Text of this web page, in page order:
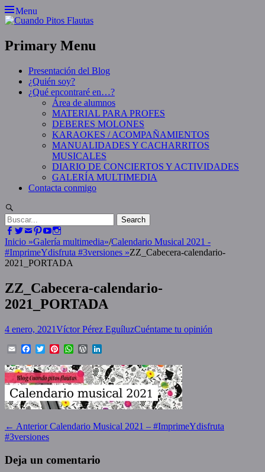
Skip
to
Menu
Primary Menu
Presentación del Blog
¿Quién soy?
¿Qué encontraré en…?
Área de alumnos
MATERIAL PARA PROFES
DEBERES MOLONES
KARAOKES / ACOMPAÑAMIENTOS
MANUALIDADES Y CACHARRITOS
MUSICALES
DIARIO DE CONCIERTOS Y ACTIVIDADES
GALERÍA MULTIMEDIA
Contacta conmigo
Search
for:Facebook
Twitter
EmailPinterest
YouTube
Inicio »Galería multimedia»/Calendario Musical 2021 -
#ImprimeYdisfruta #3versiones »ZZ_Cabecera-calendario-
2021_PORTADA
ZZ_Cabecera-calendario-
2021_PORTADA
Posted
4 enero, 2021Author
Víctor Pérez EguíluzCuéntame tu opinión
EmailFacebook
TwitterPinterestWhatsAppWordPress
Navegación
de
entradas
← Anterior Entrada
Calendario Musical 2021 – #ImprimeYdisfruta
#3versiones
Deja un comentario